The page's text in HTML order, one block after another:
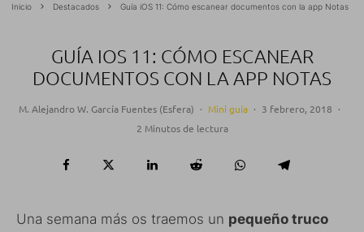
Inicio Destacados Guía iOS 11: Cómo escanear documentos con la app Notas
GUÍA IOS 11: CÓMO ESCANEAR
DOCUMENTOS CON LA APP NOTAS
M. Alejandro W. García Fuentes (Esfera) · Mini guía · 3 febrero, 2018 ·
2 Minutos de lectura
Una semana más os traemos un pequeño truco